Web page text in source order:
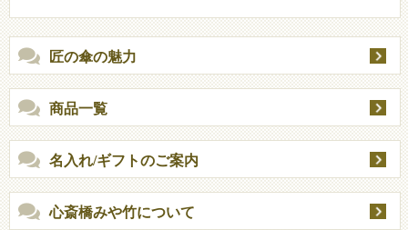
匠の傘の魅力
商品一覧
名入れ/ギフトのご案内
心斎橋みや竹について